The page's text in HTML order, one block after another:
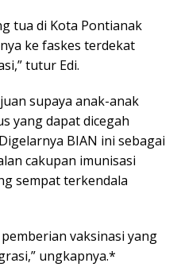
tua di Kota Pontianak
ke faskes terdekat
tutur Edi.
supaya anak-anak
yang dapat dicegah
BIAN ini sebagai
cakupan imunisasi
sempat terkendala
vaksinasi yang
ungkapnya.*